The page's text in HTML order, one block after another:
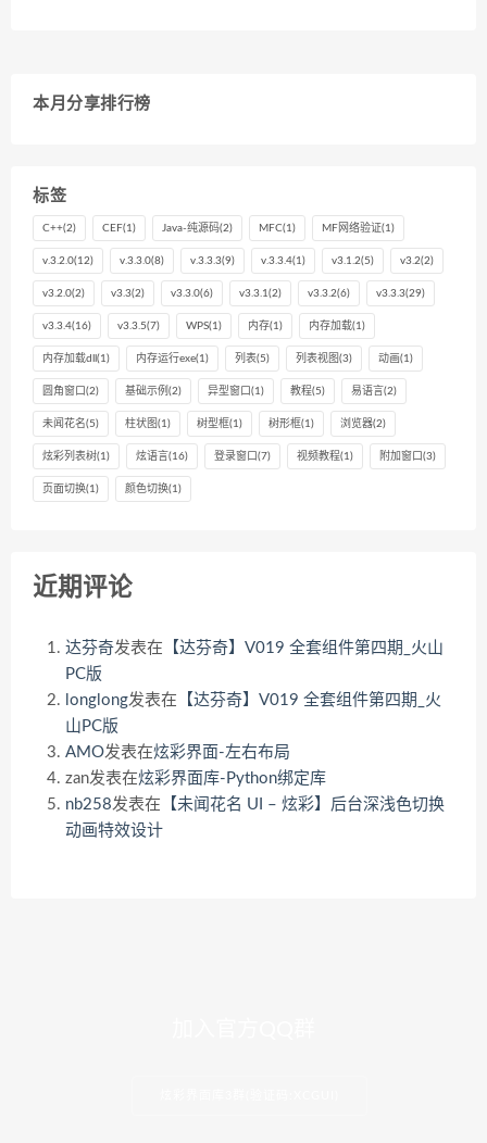
本月分享排行榜
标签
C++(2) CEF(1) Java-纯源码(2) MFC(1) MF网络验证(1)
v.3.2.0(12) v.3.3.0(8) v.3.3.3(9) v.3.3.4(1) v3.1.2(5) v3.2(2)
v3.2.0(2) v3.3(2) v3.3.0(6) v3.3.1 (2) v3.3.2(6) v3.3.3(29)
v3.3.4(16) v3.3.5(7) WPS(1) 内存(1) 内存加载(1)
内存加载dll (1) 内存运行exe(1) 列表(5) 列表视图 (3) 动画(1)
圆角窗口 (2) 基础示例 (2) 异型窗口 (1) 教程(5) 易语言 (2)
未闻花名(5) 柱状图 (1) 树型框(1) 树形框(1) 浏览器(2)
炫彩列表树(1) 炫语言 (16) 登录窗口 (7) 视频教程(1) 附加窗口 (3)
页面切换(1) 颜色切换(1)
近期评论
达芬奇发表在 【达芬奇】V019 全套组件第四期_火山
PC版
longlong发表在 【达芬奇】V019 全套组件第四期_火
山PC版
AMO发表在炫彩界面-左右布局
zan发表在炫彩界面库-Python绑定库
nb258发表在 【未闻花名 UI – 炫彩】后台深浅色切换
动画特效设计